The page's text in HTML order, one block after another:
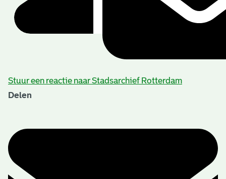
Stuur een reactie naar Stadsarchief Rotterdam
Delen